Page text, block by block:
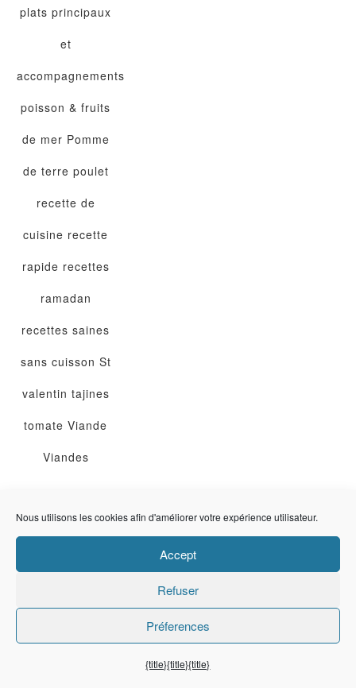
plats principaux
et
accompagnements
poisson & fruits
de mer Pomme
de terre poulet
recette de
cuisine recette
rapide recettes
ramadan
recettes saines
sans cuisson St
valentin tajines
tomate Viande
Viandes
Nous utilisons les cookies afin d'améliorer votre expérience utilisateur.
Accept
Refuser
Préferences
{title}{title}{title}